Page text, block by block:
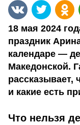
18 мая 2024
праздник
календаре —
Македонской.
рассказывает,
и какие есть
Что нельзя